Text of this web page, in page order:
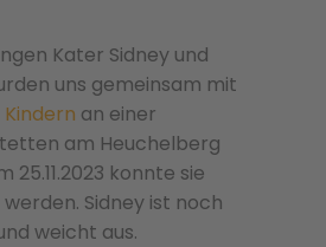
Kater Sidney und
uns gemeinsam mit
Kindern an einer
am Heuchelberg
25.11.2023 konnte sie
Sidney ist noch
weicht aus.